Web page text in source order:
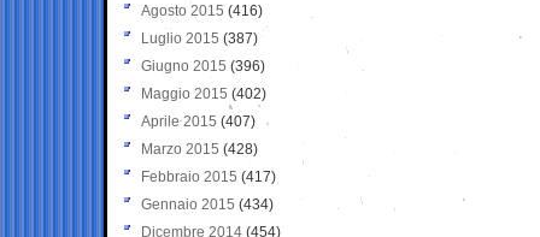
Agosto 2015 (416)
Luglio 2015 (387)
Giugno 2015 (396)
Maggio 2015 (402)
Aprile 2015 (407)
Marzo 2015 (428)
Febbraio 2015 (417)
Gennaio 2015 (434)
Dicembre 2014 (454)